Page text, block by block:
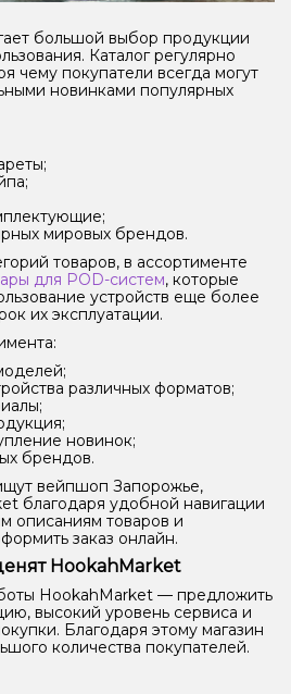
большой выбор продукции
Каталог регулярно
чему покупатели всегда могут
новинками популярных
мировых брендов.
товаров, в ассортименте
для POD-систем, которые
устройств еще более
их эксплуатации.
различных форматов;
новинок;
брендов.
вейпшоп Запорожье,
благодаря удобной навигации
описаниям товаров и
заказ онлайн.
HookahMarket
HookahMarket — предложить
высокий уровень сервиса и
Благодаря этому магазин
количества покупателей.